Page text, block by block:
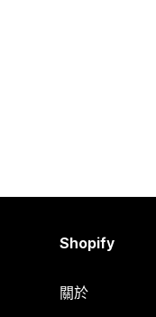
Shopify
關於